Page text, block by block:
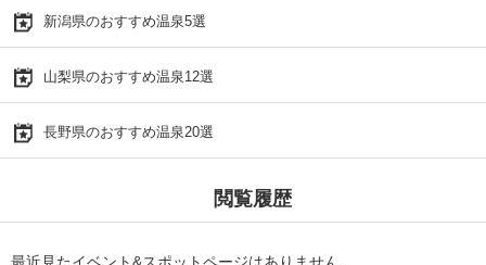
新潟県のおすすめ温泉5選
山梨県のおすすめ温泉12選
長野県のおすすめ温泉20選
閲覧履歴
最近見たイベント&スポットページはありません。